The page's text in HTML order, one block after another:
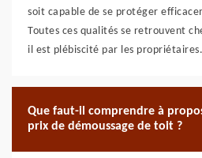
soit capable de se protéger
Toutes ces qualités se retrouvent
il est plébiscité par les propriétaires.
Que faut-il comprendre à
prix de démoussage de toit ?